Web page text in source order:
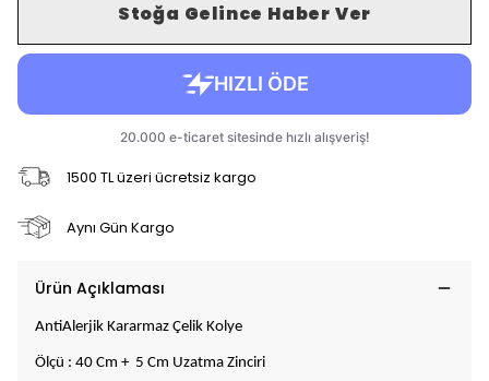
Stoğa Gelince Haber Ver
1500 TL üzeri ücretsiz kargo
Aynı Gün Kargo
Ürün Açıklaması
AntiAlerjik Kararmaz Çelik Kolye
Ölçü : 40 Cm + 5 Cm Uzatma Zinciri